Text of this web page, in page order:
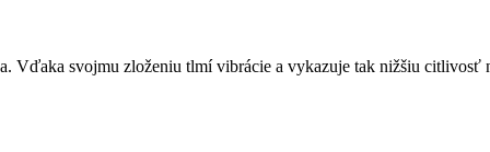
Vďaka svojmu zloženiu tlmí vibrácie a vykazuje tak nižšiu